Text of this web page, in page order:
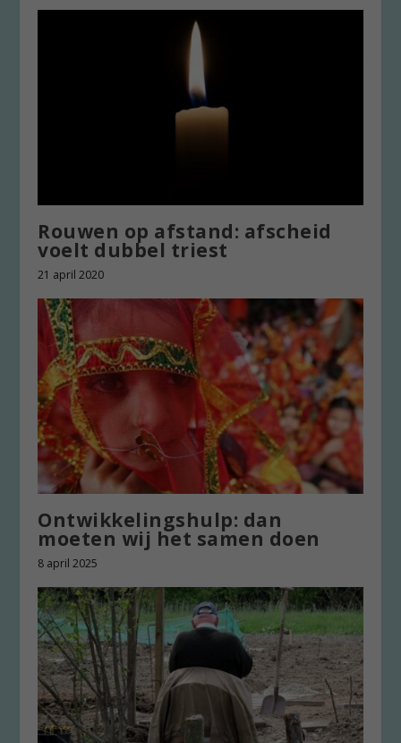
Rouwen op afstand: afscheid
voelt dubbel triest
21 april 2020
Ontwikkelingshulp: dan
moeten wij het samen doen
8 april 2025